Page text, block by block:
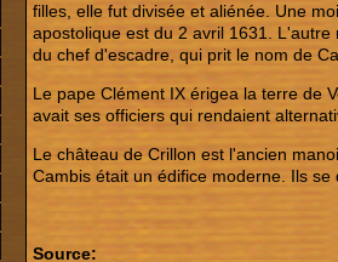
filles, elle fut divisée et aliénée. Une
apostolique est du 2 avril 1631.
du chef d'escadre, qui prit le nom de
Le pape Clément IX érigea la terre de
avait ses officiers qui rendaient
Le château de Crillon est l'ancien
Cambis était un édifice moderne. Ils
Source: